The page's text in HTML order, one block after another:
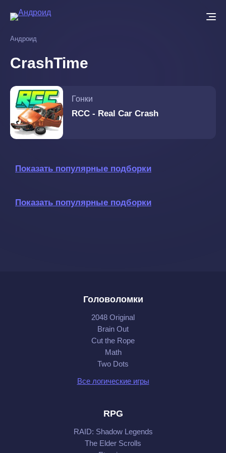
основному
Андроид
CrashTime
Гонки
RCC - Real Car Crash
Показать популярные подборки
Показать популярные подборки
Головоломки
2048 Original
Brain Out
Cut the Rope
Math
Two Dots
Все логические игры
RPG
RAID: Shadow Legends
The Elder Scrolls